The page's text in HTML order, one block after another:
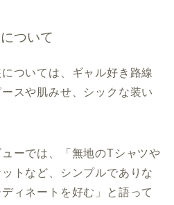
ついて
ついては、ギャル好き路線
スや肌みせ、シックな装い
ーでは、「無地のTシャツや
トなど、シンプルでありな
ィネートを好む」と語って